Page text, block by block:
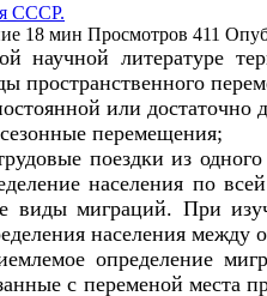
СССР.
18 мин Просмотров 411
научной литературе
пространственного
или достаточно
перемещения;
поездки из
населения по
виды миграций. При
населения
определение
с переменой места